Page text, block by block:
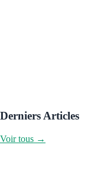
Derniers Articles
Voir tous →